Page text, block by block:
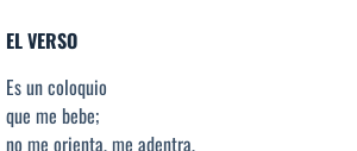
EL VERSO
Es un coloquio
que me bebe;
no me orienta, me adentra,